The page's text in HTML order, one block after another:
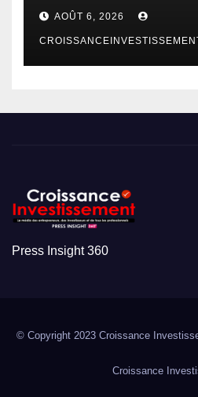
AOÛT 6, 2026
Press Insight 360
© Copyright 2023 Croissance
Croissance